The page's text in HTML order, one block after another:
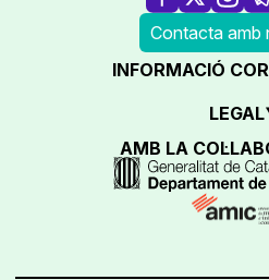
Contacta amb
INFORMACIÓ
LEGAL
AMB LA